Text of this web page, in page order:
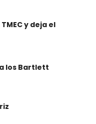
y deja el
los Bartlett